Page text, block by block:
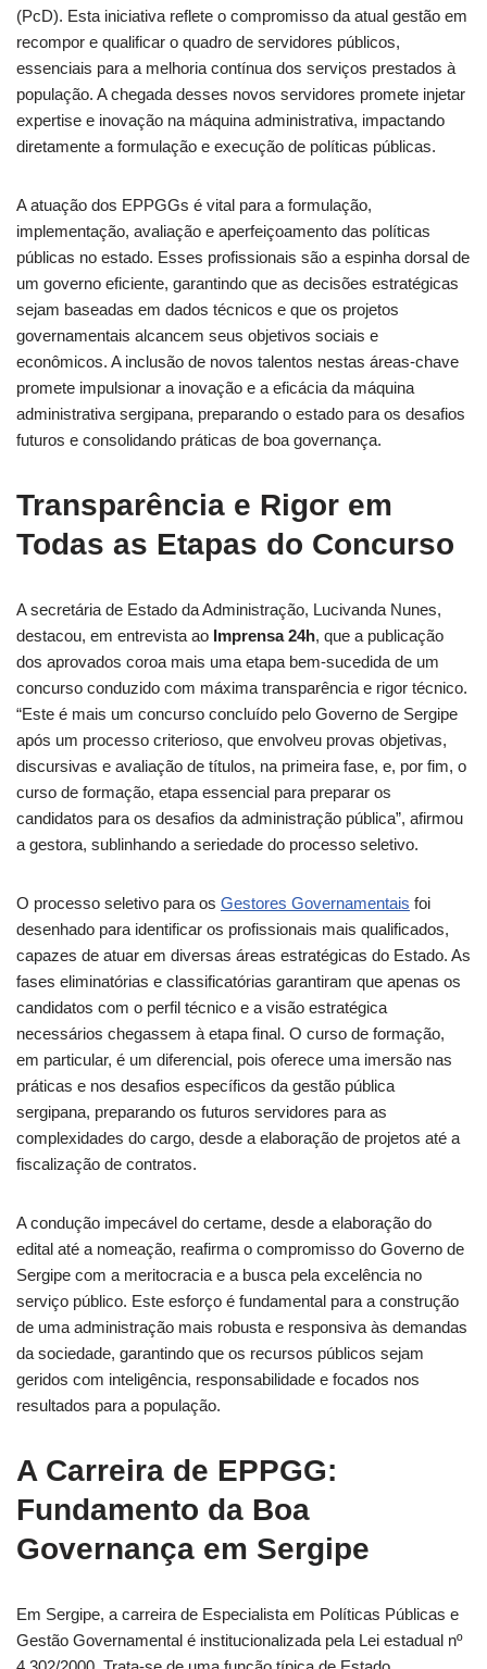
(PcD). Esta iniciativa reflete o compromisso da atual gestão em
recompor e qualificar o quadro de servidores públicos,
essenciais para a melhoria contínua dos serviços prestados à
população. A chegada desses novos servidores promete injetar
expertise e inovação na máquina administrativa, impactando
diretamente a formulação e execução de políticas públicas.
A atuação dos EPPGGs é vital para a formulação,
implementação, avaliação e aperfeiçoamento das políticas
públicas no estado. Esses profissionais são a espinha dorsal de
um governo eficiente, garantindo que as decisões estratégicas
sejam baseadas em dados técnicos e que os projetos
governamentais alcancem seus objetivos sociais e
econômicos. A inclusão de novos talentos nestas áreas-chave
promete impulsionar a inovação e a eficácia da máquina
administrativa sergipana, preparando o estado para os desafios
futuros e consolidando práticas de boa governança.
Transparência e Rigor em
Todas as Etapas do Concurso
A secretária de Estado da Administração, Lucivanda Nunes,
destacou, em entrevista ao Imprensa 24h, que a publicação
dos aprovados coroa mais uma etapa bem-sucedida de um
concurso conduzido com máxima transparência e rigor técnico.
“Este é mais um concurso concluído pelo Governo de Sergipe
após um processo criterioso, que envolveu provas objetivas,
discursivas e avaliação de títulos, na primeira fase, e, por fim, o
curso de formação, etapa essencial para preparar os
candidatos para os desafios da administração pública”, afirmou
a gestora, sublinhando a seriedade do processo seletivo.
O processo seletivo para os Gestores Governamentais foi
desenhado para identificar os profissionais mais qualificados,
capazes de atuar em diversas áreas estratégicas do Estado. As
fases eliminatórias e classificatórias garantiram que apenas os
candidatos com o perfil técnico e a visão estratégica
necessários chegassem à etapa final. O curso de formação,
em particular, é um diferencial, pois oferece uma imersão nas
práticas e nos desafios específicos da gestão pública
sergipana, preparando os futuros servidores para as
complexidades do cargo, desde a elaboração de projetos até a
fiscalização de contratos.
A condução impecável do certame, desde a elaboração do
edital até a nomeação, reafirma o compromisso do Governo de
Sergipe com a meritocracia e a busca pela excelência no
serviço público. Este esforço é fundamental para a construção
de uma administração mais robusta e responsiva às demandas
da sociedade, garantindo que os recursos públicos sejam
geridos com inteligência, responsabilidade e focados nos
resultados para a população.
A Carreira de EPPGG:
Fundamento da Boa
Governança em Sergipe
Em Sergipe, a carreira de Especialista em Políticas Públicas e
Gestão Governamental é institucionalizada pela Lei estadual nº